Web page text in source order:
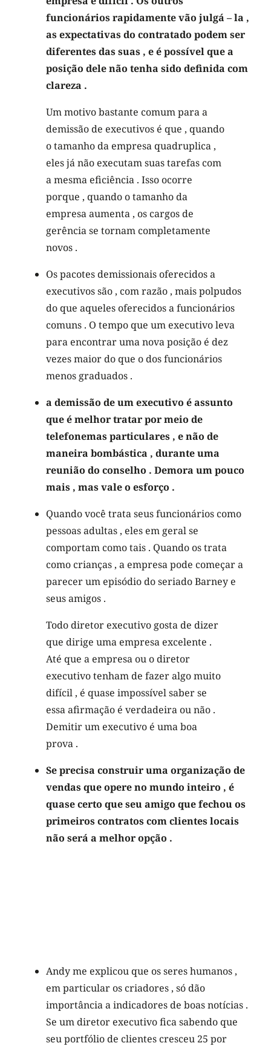
funcionários rapidamente vão julgá – la ,
as expectativas do contratado podem ser
diferentes das suas , e é possível que a
posição dele não tenha sido definida com
clareza .
Um motivo bastante comum para a
demissão de executivos é que , quando
o tamanho da empresa quadruplica ,
eles já não executam suas tarefas com
a mesma eficiência . Isso ocorre
porque , quando o tamanho da
empresa aumenta , os cargos de
gerência se tornam completamente
novos .
Os pacotes demissionais oferecidos a
executivos são , com razão , mais polpudos
do que aqueles oferecidos a funcionários
comuns . O tempo que um executivo leva
para encontrar uma nova posição é dez
vezes maior do que o dos funcionários
menos graduados .
a demissão de um executivo é assunto
que é melhor tratar por meio de
telefonemas particulares , e não de
maneira bombástica , durante uma
reunião do conselho . Demora um pouco
mais , mas vale o esforço .
Quando você trata seus funcionários como
pessoas adultas , eles em geral se
comportam como tais . Quando os trata
como crianças , a empresa pode começar a
parecer um episódio do seriado Barney e
seus amigos .
Todo diretor executivo gosta de dizer
que dirige uma empresa excelente .
Até que a empresa ou o diretor
executivo tenham de fazer algo muito
difícil , é quase impossível saber se
essa afirmação é verdadeira ou não .
Demitir um executivo é uma boa
prova .
Se precisa construir uma organização de
vendas que opere no mundo inteiro , é
quase certo que seu amigo que fechou os
primeiros contratos com clientes locais
não será a melhor opção .
Andy me explicou que os seres humanos ,
em particular os criadores , só dão
importância a indicadores de boas notícias .
Se um diretor executivo fica sabendo que
seu portfólio de clientes cresceu 25 por